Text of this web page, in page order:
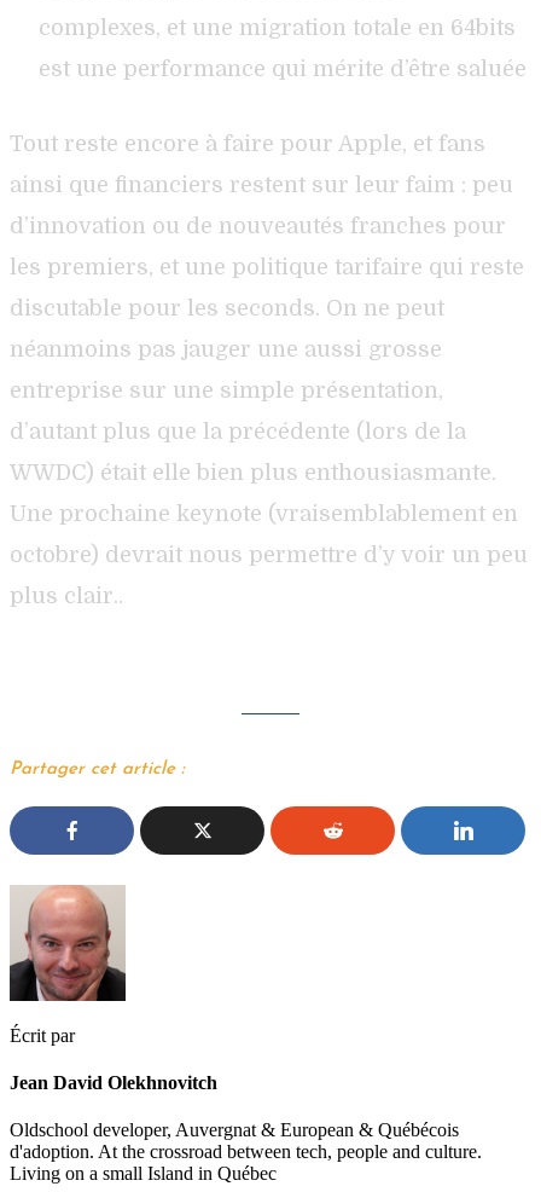
complexes, et une migration totale en 64bits
est une performance qui mérite d’être saluée
Tout reste encore à faire pour Apple, et fans
ainsi que financiers restent sur leur faim : peu
d’innovation ou de nouveautés franches pour
les premiers, et une politique tarifaire qui reste
discutable pour les seconds. On ne peut
néanmoins pas jauger une aussi grosse
entreprise sur une simple présentation,
d’autant plus que la précédente (lors de la
WWDC) était elle bien plus enthousiasmante.
Une prochaine keynote (vraisemblablement en
octobre) devrait nous permettre d’y voir un peu
plus clair..
Partager cet article :
Écrit par
Jean David Olekhnovitch
Oldschool developer, Auvergnat & European & Québécois
d'adoption. At the crossroad between tech, people and culture.
Living on a small Island in Québec